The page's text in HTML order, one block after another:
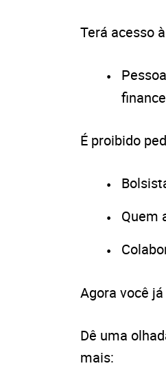
Terá acesso
É proibido
Quem
Agora você
Dê uma
mais: